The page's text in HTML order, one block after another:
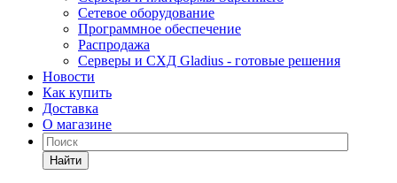
Сетевое оборудование
Программное обеспечение
Распродажа
Серверы и СХД Gladius - готовые решения
Новости
Как купить
Доставка
О магазине
Найти